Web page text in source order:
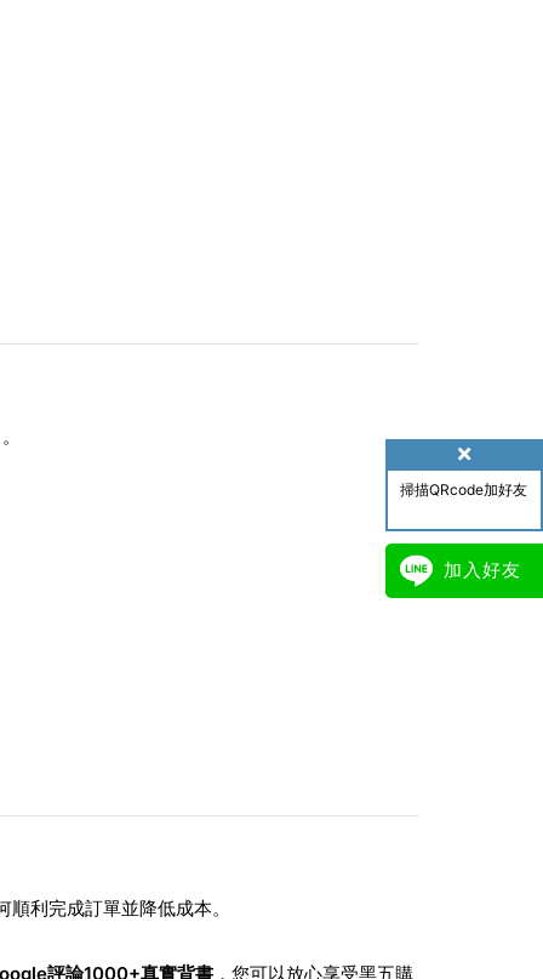
掃描QRcode加好友
加入好友
。
利完成訂單並降低成本。
評論1000+真實背書，您可以放心享受黑五購